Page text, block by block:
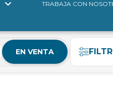
TRABAJA CON
EN VENTA